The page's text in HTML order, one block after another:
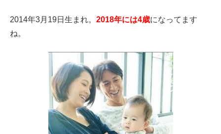
2014年3月19日生まれ。 2018年には4歳になってます
ね。